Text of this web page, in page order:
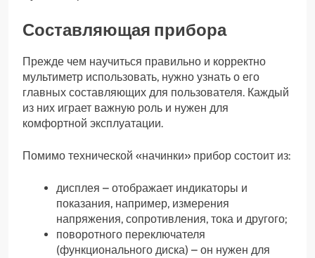
Составляющая прибора
Прежде чем научиться правильно и корректно
мультиметр использовать, нужно узнать о его
главных составляющих для пользователя. Каждый
из них играет важную роль и нужен для
комфортной эксплуатации.
Помимо технической «начинки» прибор состоит из:
дисплея – отображает индикаторы и
показания, например, измерения
напряжения, сопротивления, тока и другого;
поворотного переключателя
(функционального диска) – он нужен для